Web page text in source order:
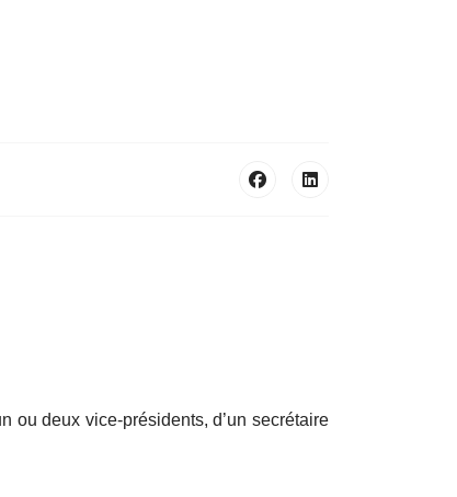
ou deux vice-présidents, d’un secrétaire